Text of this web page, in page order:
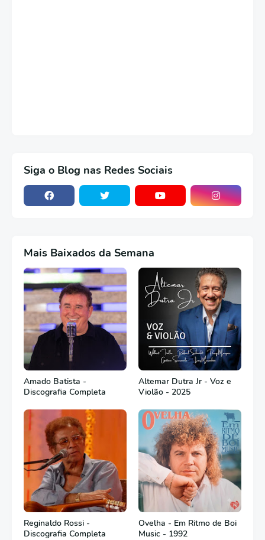
Siga o Blog nas Redes Sociais
Mais Baixados da Semana
Amado Batista -
Discografia Completa
Altemar Dutra Jr - Voz e
Violão - 2025
Reginaldo Rossi -
Discografia Completa
Ovelha - Em Ritmo de Boi
Music - 1992